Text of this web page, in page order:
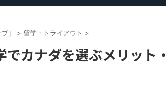
］ > 留学・トライアウト >
でカナダを選ぶメリット・